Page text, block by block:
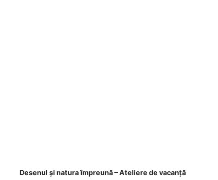
Desenul și natura împreună – Ateliere de vacanță